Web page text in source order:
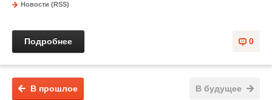
Новости (RSS)
0
Подробнее
В будущее
В прошлое